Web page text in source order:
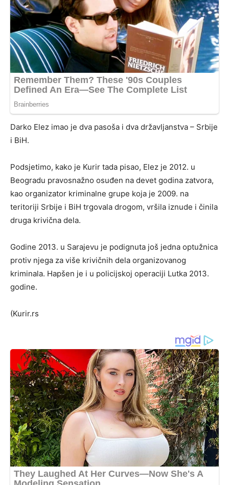
Darko Elez imao je dva pasoša i dva državljanstva – Srbije
i BiH.
Podsjetimo, kako je Kurir tada pisao, Elez je 2012. u
Beogradu pravosnažno osuđen na devet godina zatvora,
kao organizator kriminalne grupe koja je 2009. na
teritoriji Srbije i BiH trgovala drogom, vršila iznude i činila
druga krivična dela.
Godine 2013. u Sarajevu je podignuta još jedna optužnica
protiv njega za više krivičnih dela organizovanog
kriminala. Hapšen je i u policijskoj operaciji Lutka 2013.
godine.
(Kurir.rs